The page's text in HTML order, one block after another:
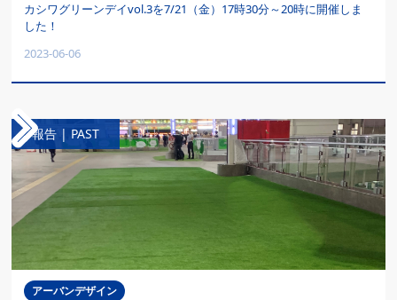
カシワグリーンデイvol.3を7/21（金）17時30分～20時に開催しま
した！
2023-06-06
報告 | PAST
アーバンデザイン